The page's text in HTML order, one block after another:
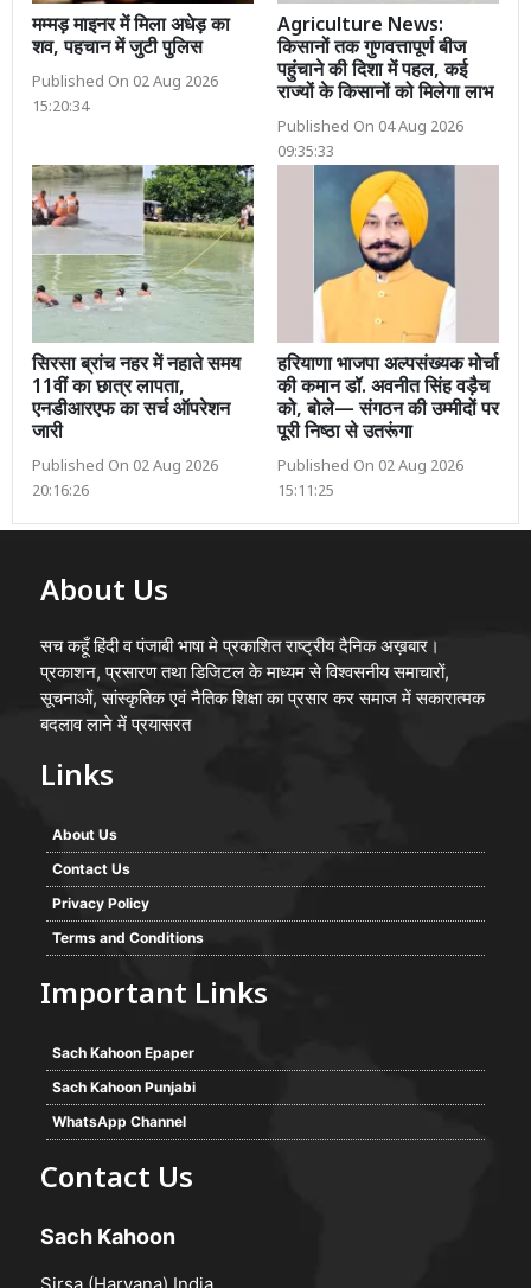
मम्मड़ माइनर में मिला अधेड़ का
शव, पहचान में जुटी पुलिस
Published On 02 Aug 2026
15:20:34
Agriculture News:
किसानों तक गुणवत्तापूर्ण बीज
पहुंचाने की दिशा में पहल, कई
राज्यों के किसानों को मिलेगा लाभ
Published On 04 Aug 2026
09:35:33
सिरसा ब्रांच नहर में नहाते समय
11वीं का छात्र लापता,
एनडीआरएफ का सर्च ऑपरेशन
जारी
Published On 02 Aug 2026
20:16:26
हरियाणा भाजपा अल्पसंख्यक मोर्चा
की कमान डॉ. अवनीत सिंह वड़ैच
को, बोले— संगठन की उम्मीदों पर
पूरी निष्ठा से उतरूंगा
Published On 02 Aug 2026
15:11:25
About Us
सच कहूँ हिंदी व पंजाबी भाषा मे प्रकाशित राष्ट्रीय दैनिक अख़बार।
प्रकाशन, प्रसारण तथा डिजिटल के माध्यम से विश्वसनीय समाचारों,
सूचनाओं, सांस्कृतिक एवं नैतिक शिक्षा का प्रसार कर समाज में सकारात्मक
बदलाव लाने में प्रयासरत
Links
About Us
Contact Us
Privacy Policy
Terms and Conditions
Important Links
Sach Kahoon Epaper
Sach Kahoon Punjabi
WhatsApp Channel
Contact Us
Sach Kahoon
Sirsa (Haryana) India